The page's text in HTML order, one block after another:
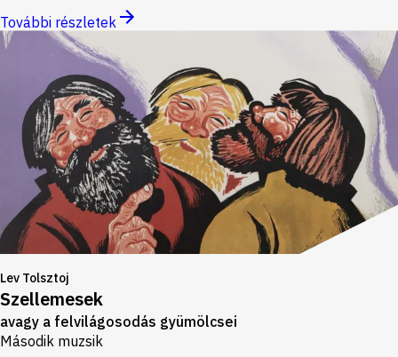
További részletek
Lev Tolsztoj
Szellemesek
avagy a felvilágosodás gyümölcsei
Második muzsik